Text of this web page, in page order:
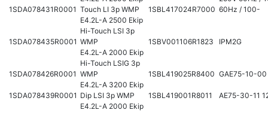
1SDA078431R0001 Touch LI 3p WMP
1SBL417024R7000 60Hz / 100-
1SDA078435R0001
E4.2L-A 2500 Ekip
Hi-Touch LSI 3p
WMP
1SBV001106R1823 IPM2G
1SDA078426R0001
E4.2L-A 2000 Ekip
Hi-Touch LSIG 3p
WMP
1SBL419025R8400 GAE75-10-00
1SDA078439R0001
E4.2L-A 3200 Ekip
Dip LSI 3p WMP
1SBL419001R8011 AE75-30-11
E4.2L-A 2000 Ekip